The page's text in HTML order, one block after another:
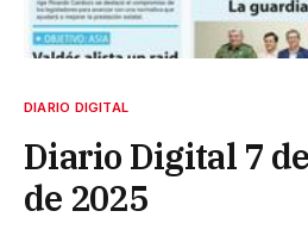
DIARIO DIGITAL
Diario Digital 7
de 2025